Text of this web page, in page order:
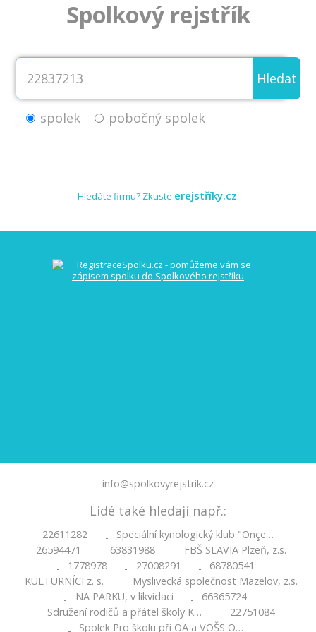
Spolkový rejstřík
Hledat
spolek pobočný spolek
Hledáte firmu? Zkuste erejstříky.cz.
info@spolkovyrejstrik.cz
Lidé také hledají např.:
22611282 -
Speciální kynologický klub "Onçe…
-
26594471 - 63831988 -
FBŠ SLAVIA Plzeň, z.s.
-
1778978 - 27008291 -
68780541
-
KULTURNÍCI z. s. -
Myslivecká společnost Mazelov, z.s.
-
NA PARKU, v likvidaci -
66365724
-
Sdružení rodičů a přátel školy K… -
22751084
Spolek Pro školu při OA a VOŠS O…